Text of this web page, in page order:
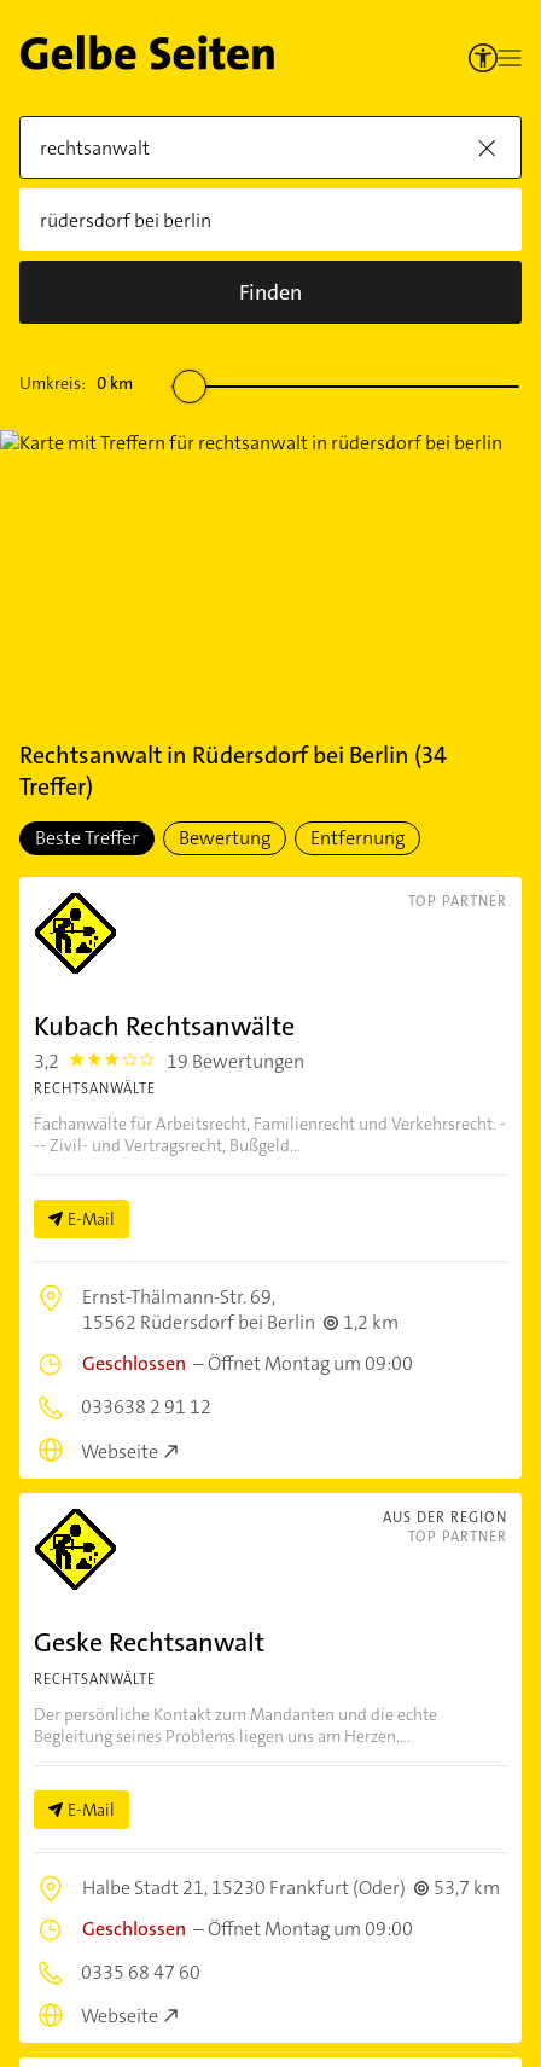
Finden
Umkreis: 0 km
Rechtsanwaltin Rüdersdorf bei Berlin (34
Treffer)
Beste Treffer Bewertung Entfernung
TOP PARTNER
Kubach Rechtsanwälte
3,2 3.2 19 Bewertungen
RECHTSANWÄLTE
Fachanwälte für Arbeitsrecht, Familienrecht und Verkehrsrecht. -
-- Zivil- und Vertragsrecht, Bußgeld...
E-Mail
Ernst-Thälmann-Str. 69,
15562 Rüdersdorf bei Berlin
1,2 km
Geschlossen –Öffnet Montag um 09:00
033638 2 91 12
Webseite
AUS DER REGION
TOP PARTNER
Geske Rechtsanwalt
RECHTSANWÄLTE
Der persönliche Kontakt zum Mandanten und die echte
Begleitung seines Problems liegen uns am Herzen....
E-Mail
Halbe Stadt 21,15230 Frankfurt (Oder)
53,7 km
Geschlossen –Öffnet Montag um 09:00
0335 68 47 60
Webseite